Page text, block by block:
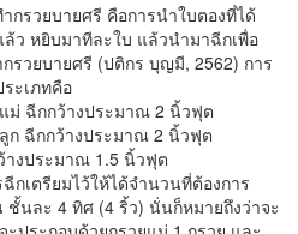
รวยบายศรี คือการนำใบตองที่ได้
ว หยิบมาทีละใบ แล้วนำมาฉีกเพื่อ
รวยบายศรี (ปติกร บุญมี, 2562) การ
ะเภทคือ
ฉีกกว้างประมาณ 2 นิ้วฟุต
ฉีกกว้างประมาณ 2 นิ้วฟุต
ประมาณ 1.5 นิ้วฟุต
ตรียมไว้ให้ได้จำนวนที่ต้องการ
นละ 4 ทิศ (4 ริ้ว) นั่นก็หมายถึงว่าจะ